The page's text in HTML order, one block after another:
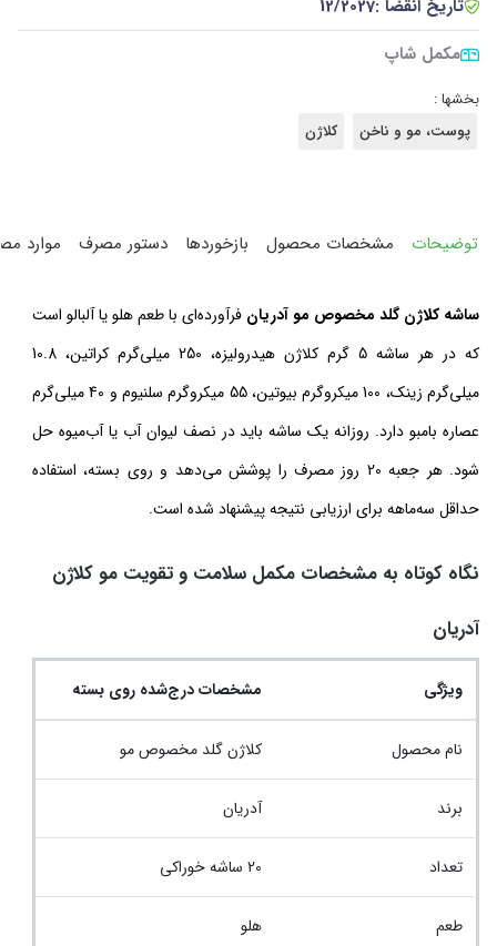
تاریخ انقضا :12/2027
مکمل شاپ
بخشها :
پوست، مو و ناخن
کلاژن
توضیحات مشخصات محصول بازخوردها دستور مصرف موارد
ساشه کلاژن گلد مخصوص مو آدریان فرآورده‌ای با طعم هلو یا آلبالو است
که در هر ساشه 5 گرم کلاژن هیدرولیزه، 250 میلی‌گرم کراتین، 10.8
میلی‌گرم زینک، 100 میکروگرم بیوتین، 55 میکروگرم سلنیوم و 40 میلی‌گرم
عصاره بامبو دارد. روزانه یک ساشه باید در نصف لیوان آب یا آب‌میوه حل
شود. هر جعبه 20 روز مصرف را پوشش می‌دهد و روی بسته، استفاده
حداقل سه‌ماهه برای ارزیابی نتیجه پیشنهاد شده است.
نگاه کوتاه به مشخصات مکمل سلامت و تقویت مو کلاژن
آدریان
ویژگی مشخصات درج‌شده روی بسته
نام محصول کلاژن گلد مخصوص مو
برند آدریان
تعداد 20 ساشه خوراکی
طعم هلو